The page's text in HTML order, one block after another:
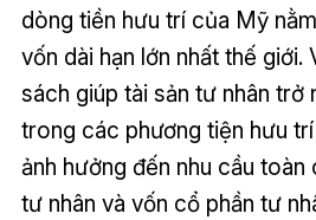
dòng tiền hưu trí của Mỹ
vốn dài hạn lớn nhất thế giới.
sách giúp tài sản tư nhân trở
trong các phương tiện hưu
ảnh hưởng đến nhu cầu toàn
tư nhân và vốn cổ phần tư